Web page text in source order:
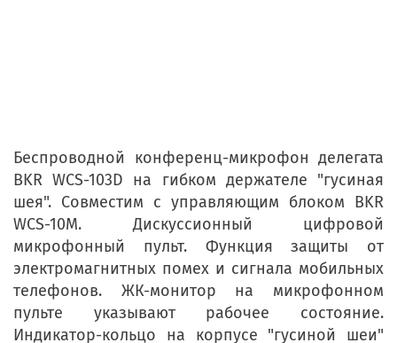
Беспроводной конференц-микрофон делегата
BKR WCS-103D на гибком держателе "гусиная
шея". Совместим с управляющим блоком BKR
WCS-10M. Дискуссионный цифровой
микрофонный пульт. Функция защиты от
электромагнитных помех и сигнала мобильных
телефонов. ЖК-монитор на микрофонном
пульте указывают рабочее состояние.
Индикатор-кольцо на корпусе "гусиной шеи"